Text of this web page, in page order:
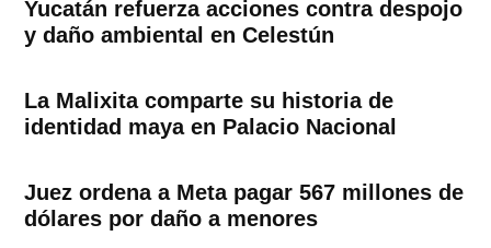
Yucatán refuerza acciones contra despojo
y daño ambiental en Celestún
La Malixita comparte su historia de
identidad maya en Palacio Nacional
Juez ordena a Meta pagar 567 millones de
dólares por daño a menores